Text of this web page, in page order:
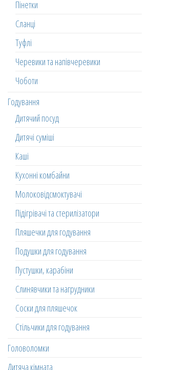
Пінетки
Сланці
Туфлі
Черевики та напівчеревики
Чоботи
Годування
Дитячий посуд
Дитячі суміші
Каші
Кухонні комбайни
Молоковідсмоктувачі
Підігрівачі та стерилізатори
Пляшечки для годування
Подушки для годування
Пустушки, карабіни
Слинявчики та нагрудники
Соски для пляшечок
Стільчики для годування
Головоломки
Дитяча кімната